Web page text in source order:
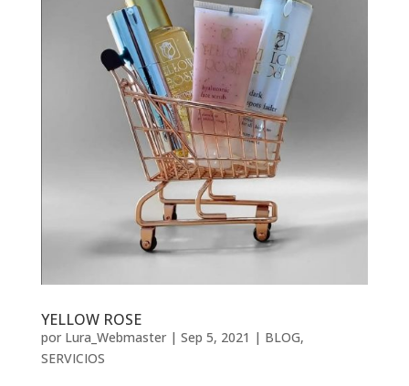
YELLOW ROSE
por Lura_Webmaster| Sep 5, 2021 | BLOG,
SERVICIOS